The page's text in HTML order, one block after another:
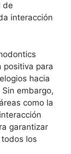
de
interacción
positiva para
hacia
embargo,
como la
garantizar
los